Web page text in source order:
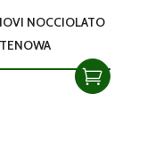
NOCCIOLATO